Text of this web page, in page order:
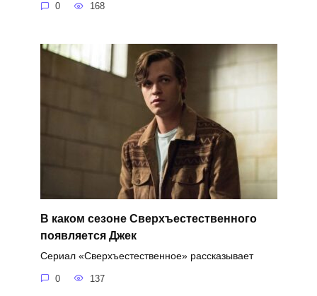
0 168
В каком сезоне Сверхъестественного
появляется Джек
Сериал «Сверхъестественное» рассказывает
0 137